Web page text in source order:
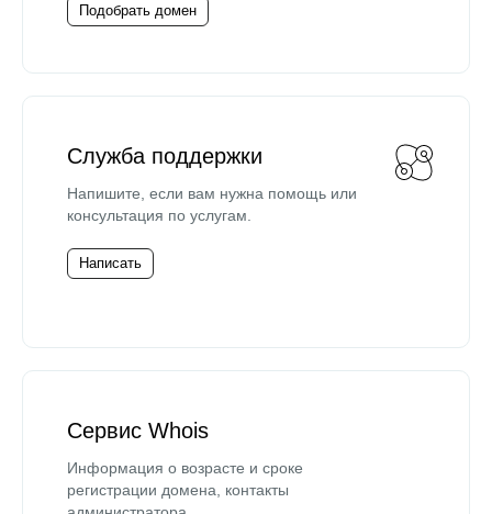
Подобрать домен
Служба поддержки
Напишите, если вам нужна помощь или
консультация по услугам.
Написать
Сервис Whois
Информация о возрасте и сроке
регистрации домена, контакты